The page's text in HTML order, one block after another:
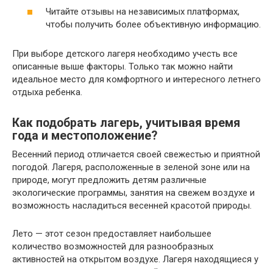
Читайте отзывы на независимых платформах,
чтобы получить более объективную информацию.
При выборе детского лагеря необходимо учесть все
описанные выше факторы. Только так можно найти
идеальное место для комфортного и интересного летнего
отдыха ребенка.
Как подобрать лагерь, учитывая время
года и местоположение?
Весенний период отличается своей свежестью и приятной
погодой. Лагеря, расположенные в зеленой зоне или на
природе, могут предложить детям различные
экологические программы, занятия на свежем воздухе и
возможность насладиться весенней красотой природы.
Лето — этот сезон предоставляет наибольшее
количество возможностей для разнообразных
активностей на открытом воздухе. Лагеря находящиеся у